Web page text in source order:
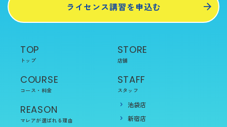
ライセンス講習を申込む
TOP
トップ
COURSE
コース・料金
REASON
マレアが選ばれる理由
STORE
店舗
STAFF
スタッフ
池袋店
新宿店